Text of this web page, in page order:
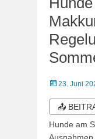
Veröffentlicht
23. Juni
📤
Hunde am